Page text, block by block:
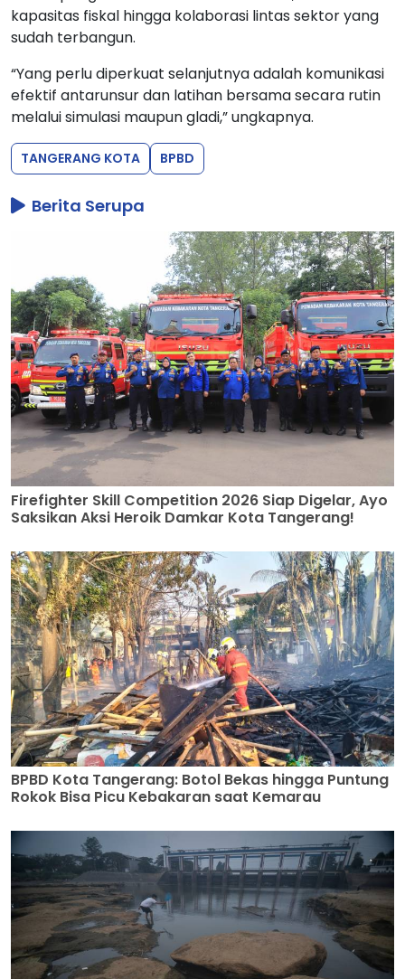
kapasitas fiskal hingga kolaborasi lintas sektor yang
sudah terbangun.
“Yang perlu diperkuat selanjutnya adalah komunikasi
efektif antarunsur dan latihan bersama secara rutin
melalui simulasi maupun gladi,” ungkapnya.
TANGERANG KOTA BPBD
Berita Serupa
Firefighter Skill Competition 2026 Siap Digelar, Ayo
Saksikan Aksi Heroik Damkar Kota Tangerang!
BPBD Kota Tangerang: Botol Bekas hingga Puntung
Rokok Bisa Picu Kebakaran saat Kemarau